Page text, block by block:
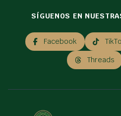
SÍGUENOS EN
Facebook
Threads